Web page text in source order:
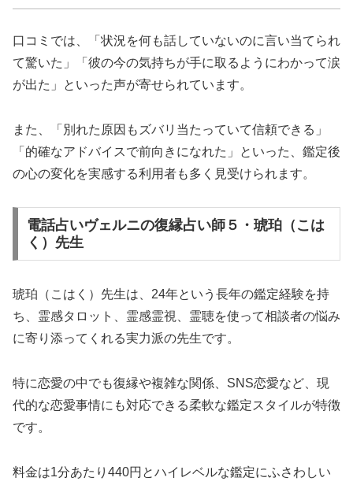
口コミでは、「状況を何も話していないのに言い当てられ
て驚いた」「彼の今の気持ちが手に取るようにわかって涙
が出た」といった声が寄せられています。
また、「別れた原因もズバリ当たっていて信頼できる」
「的確なアドバイスで前向きになれた」といった、鑑定後
の心の変化を実感する利用者も多く見受けられます。
電話占いヴェルニの復縁占い師５・琥珀（こは
く）先生
琥珀（こはく）先生は、24年という長年の鑑定経験を持
ち、霊感タロット、霊感霊視、霊聴を使って相談者の悩み
に寄り添ってくれる実力派の先生です。
特に恋愛の中でも復縁や複雑な関係、SNS恋愛など、現
代的な恋愛事情にも対応できる柔軟な鑑定スタイルが特徴
です。
料金は1分あたり440円とハイレベルな鑑定にふさわしい